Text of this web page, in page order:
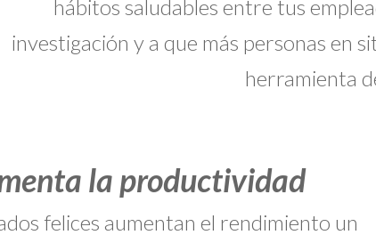
hábitos saludables entre tus
investigación y a que más personas en
herramienta
la productividad
felices aumentan el rendimiento un